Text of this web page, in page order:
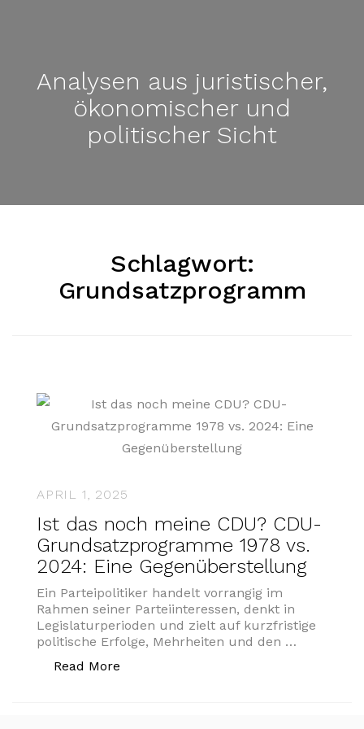
Analysen aus juristischer,
ökonomischer und
politischer Sicht
Schlagwort:
Grundsatzprogramm
APRIL 1, 2025
Ist das noch meine CDU? CDU-
Grundsatzprogramme 1978 vs.
2024: Eine Gegenüberstellung
Ein Parteipolitiker handelt vorrangig im
Rahmen seiner Parteiinteressen, denkt in
Legislaturperioden und zielt auf kurzfristige
politische Erfolge, Mehrheiten und den …
Read More